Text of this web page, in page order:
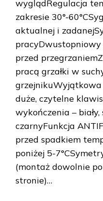
wyglądRegulacja
zakresie 30°-
aktualnej i
pracyDwustopniowy
przed
pracą grzałki w
grzejnikuWyjątkowa
duże, czytelne
wykończenia – biały,
czarnyFunkcja
przed spadkiem
poniżej 5-
(montaż dowolnie
stronie)…